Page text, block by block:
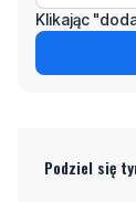
Klikając
Podziel się